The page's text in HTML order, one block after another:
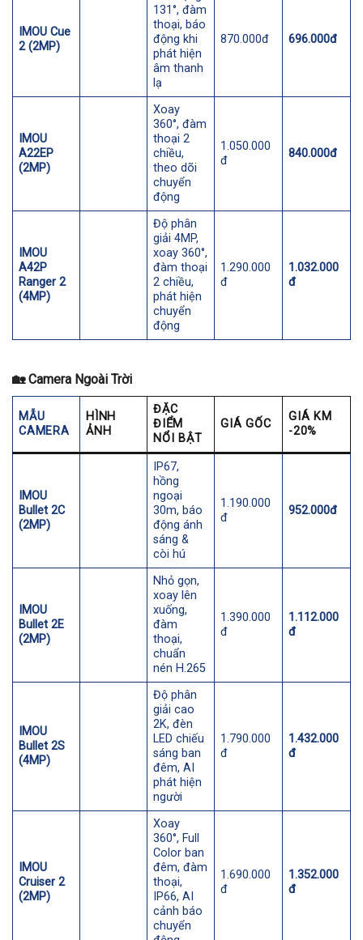
IMOU Cue
2 (2MP)
131°, đàm
thoại, báo
động khi
phát hiện
âm thanh
lạ
870.000đ 696.000đ
IMOU
A22EP
(2MP)
Xoay
360°, đàm
thoại 2
chiều,
theo dõi
chuyển
động
1.050.000
đ
840.000đ
IMOU
A42P
Ranger 2
(4MP)
Độ phân
giải 4MP,
xoay 360°,
đàm thoại
2 chiều,
phát hiện
chuyển
động
1.290.000
đ
1.032.000
đ
🏡Camera Ngoài Trời
MẪU
CAMERA
HÌNH
ẢNH
ĐẶC
ĐIỂM
NỔI BẬT
GIÁ GỐC
GIÁ KM
-20%
IMOU
Bullet 2C
(2MP)
IP67,
hồng
ngoại
30m, báo
động ánh
sáng &
còi hú
1.190.000
đ
952.000đ
IMOU
Bullet 2E
(2MP)
Nhỏ gọn,
xoay lên
xuống,
đàm
thoại,
chuẩn
nén H.265
1.390.000
đ
1.112.000
đ
IMOU
Bullet 2S
(4MP)
Độ phân
giải cao
2K, đèn
LED chiếu
sáng ban
đêm, AI
phát hiện
người
1.790.000
đ
1.432.000
đ
IMOU
Cruiser 2
(2MP)
Xoay
360°, Full
Color ban
đêm, đàm
thoại,
IP66, AI
cảnh báo
chuyển
1.690.000
đ
1.352.000
đ